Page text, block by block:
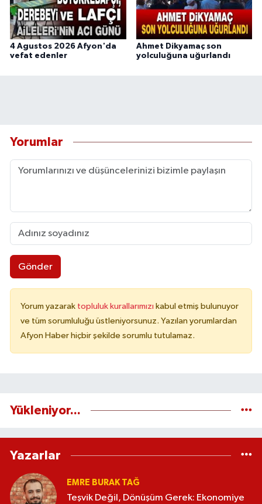
4 Agustos 2026 Afyon'da
vefat edenler
Ahmet Dikyamaç son
yolculuğuna uğurlandı
Yorumlar
Gönder
Yorum yazarak topluluk kurallarımızı kabul etmiş bulunuyor
ve tüm sorumluluğu üstleniyorsunuz. Yazılan yorumlardan
Afyon Haber hiçbir şekilde sorumlu tutulamaz.
Yükleniyor...
Yazarlar
EMRE BURAK TAĞ
Teşvik Değil, Dönüşüm Gerek: Ekonomiye